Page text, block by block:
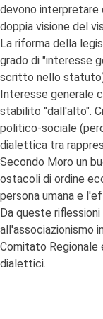
devono interpretare
doppia visione del
La riforma della
grado di "interesse
scritto nello
Interesse generale
stabilito "dall'alto".
politico-sociale
dialettica tra
Secondo Moro un
ostacoli di ordine
persona umana e
Da queste
all'associazionismo
Comitato
dialettici.